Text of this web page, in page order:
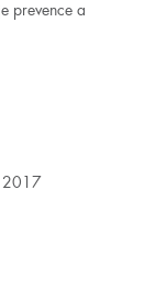
prevence a
2017